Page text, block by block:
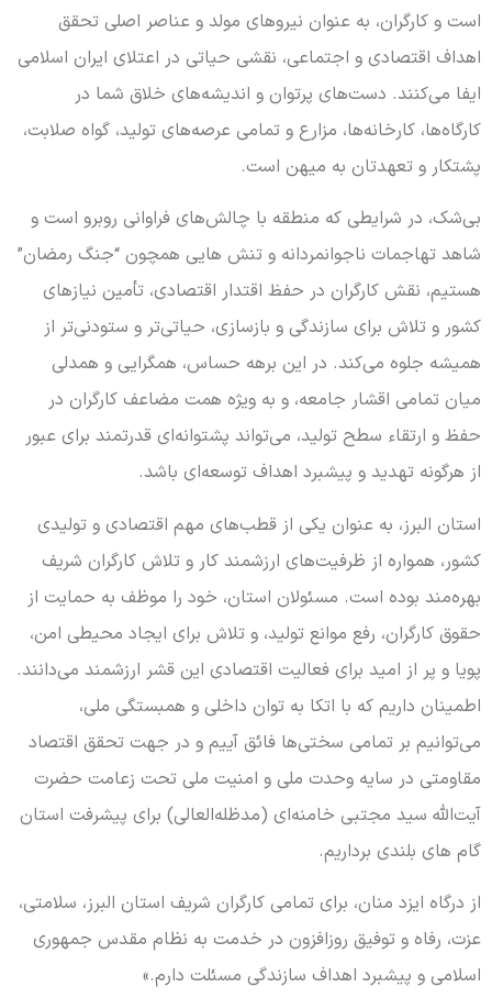
است و کارگران، به عنوان نیروهای مولد و عناصر اصلی تحقق
اهداف اقتصادی و اجتماعی، نقشی حیاتی در اعتلای ایران اسلامی
ایفا می‌کنند. دست‌های پرتوان و اندیشه‌های خلاق شما در
کارگاه‌ها، کارخانه‌ها، مزارع و تمامی عرصه‌های تولید، گواه صلابت،
پشتکار و تعهدتان به میهن است.
بی‌شک، در شرایطی که منطقه با چالش‌های فراوانی روبرو است و
شاهد تهاجمات ناجوانمردانه و تنش هایی همچون “جنگ رمضان”
هستیم، نقش کارگران در حفظ اقتدار اقتصادی، تأمین نیازهای
کشور و تلاش برای سازندگی و بازسازی، حیاتی‌تر و ستودنی‌تر از
همیشه جلوه می‌کند. در این برهه حساس، همگرایی و همدلی
میان تمامی اقشار جامعه، و به ویژه همت مضاعف کارگران در
حفظ و ارتقاء سطح تولید، می‌تواند پشتوانه‌ای قدرتمند برای عبور
از هرگونه تهدید و پیشبرد اهداف توسعه‌ای باشد.
استان البرز، به عنوان یکی از قطب‌های مهم اقتصادی و تولیدی
کشور، همواره از ظرفیت‌های ارزشمند کار و تلاش کارگران شریف
بهره‌مند بوده است. مسئولان استان، خود را موظف به حمایت از
حقوق کارگران، رفع موانع تولید، و تلاش برای ایجاد محیطی امن،
پویا و پر از امید برای فعالیت اقتصادی این قشر ارزشمند می‌دانند.
اطمینان داریم که با اتکا به توان داخلی و همبستگی ملی،
می‌توانیم بر تمامی سختی‌ها فائق آییم و در جهت تحقق اقتصاد
مقاومتی در سایه وحدت ملی و امنیت ملی تحت زعامت حضرت
آیت‌الله سید مجتبی خامنه‌ای (مدظله‌العالی) برای پیشرفت استان
گام های بلندی برداریم.
از درگاه ایزد منان، برای تمامی کارگران شریف استان البرز، سلامتی،
عزت، رفاه و توفیق روزافزون در خدمت به نظام مقدس جمهوری
اسلامی و پیشبرد اهداف سازندگی مسئلت دارم.»